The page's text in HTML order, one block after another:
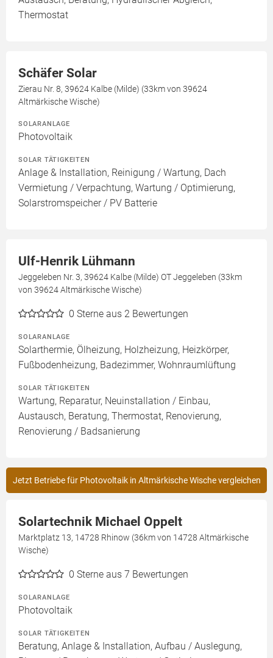
Thermostat
Schäfer Solar
Zierau Nr. 8, 39624 Kalbe (Milde) (33km von 39624
Altmärkische Wische)
SOLARANLAGE
Photovoltaik
SOLAR TÄTIGKEITEN
Anlage & Installation, Reinigung / Wartung, Dach
Vermietung / Verpachtung, Wartung / Optimierung,
Solarstromspeicher / PV Batterie
Ulf-Henrik Lühmann
Jeggeleben Nr. 3, 39624 Kalbe (Milde) OT Jeggeleben (33km
von 39624 Altmärkische Wische)
0 Sterne aus 2 Bewertungen
SOLARANLAGE
Solarthermie, Ölheizung, Holzheizung, Heizkörper,
Fußbodenheizung, Badezimmer, Wohnraumlüftung
SOLAR TÄTIGKEITEN
Wartung, Reparatur, Neuinstallation / Einbau,
Austausch, Beratung, Thermostat, Renovierung,
Renovierung / Badsanierung
Jetzt Betriebe für Photovoltaik in Altmärkische Wische vergleichen
Solartechnik Michael Oppelt
Marktplatz 13, 14728 Rhinow (36km von 14728 Altmärkische
Wische)
0 Sterne aus 7 Bewertungen
SOLARANLAGE
Photovoltaik
SOLAR TÄTIGKEITEN
Beratung, Anlage & Installation, Aufbau / Auslegung,